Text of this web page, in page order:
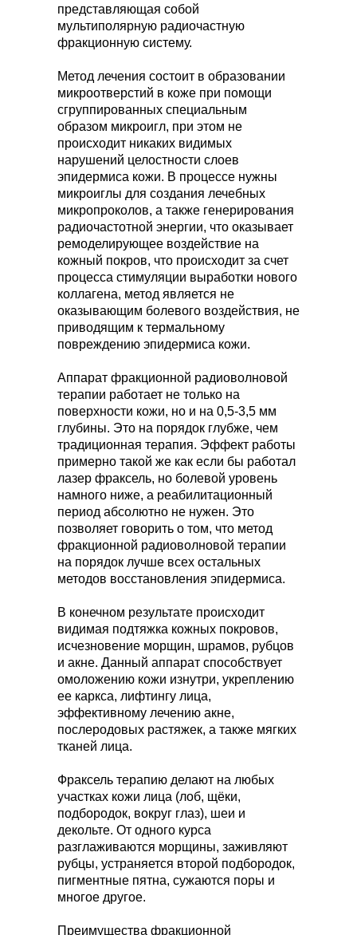
представляющая собой
мультиполярную радиочастную
фракционную систему.
Метод лечения состоит в образовании
микроотверстий в коже при помощи
сгруппированных специальным
образом микроигл, при этом не
происходит никаких видимых
нарушений целостности слоев
эпидермиса кожи. В процессе нужны
микроиглы для создания лечебных
микропроколов, а также генерирования
радиочастотной энергии, что оказывает
ремоделирующее воздействие на
кожный покров, что происходит за счет
процесса стимуляции выработки нового
коллагена, метод является не
оказывающим болевого воздействия, не
приводящим к термальному
повреждению эпидермиса кожи.
Аппарат фракционной радиоволновой
терапии работает не только на
поверхности кожи, но и на 0,5-3,5 мм
глубины. Это на порядок глубже, чем
традиционная терапия. Эффект работы
примерно такой же как если бы работал
лазер фраксель, но болевой уровень
намного ниже, а реабилитационный
период абсолютно не нужен. Это
позволяет говорить о том, что метод
фракционной радиоволновой терапии
на порядок лучше всех остальных
методов восстановления эпидермиса.
В конечном результате происходит
видимая подтяжка кожных покровов,
исчезновение морщин, шрамов, рубцов
и акне. Данный аппарат способствует
омоложению кожи изнутри, укреплению
ее каркса, лифтингу лица,
эффективному лечению акне,
послеродовых растяжек, а также мягких
тканей лица.
Фраксель терапию делают на любых
участках кожи лица (лоб, щёки,
подбородок, вокруг глаз), шеи и
декольте. От одного курса
разглаживаются морщины, заживляют
рубцы, устраняется второй подбородок,
пигментные пятна, сужаются поры и
многое другое.
Преимущества фракционной